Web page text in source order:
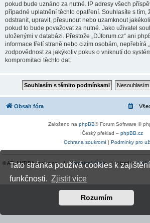
Tato stránka používá cookies k
funkčnosti. Zjistit více
Rozumím
pokud bude uznáno za nutné. IP adresy všech
případné uplatnění těchto opatření. Souhlasíte s tím,
odstranit, upravit, přesunout nebo uzamknout
pokud to bude považovat za nutné. Jako uživatel
uloženými v databázi. Přestože „DJforum.cz“ ani
informace třetí straně nebo cizím osobám, nepřebírá
zodpovědnost za jakýkoliv pokus o vniknutí do
kompromitaci těchto dat.
Obsah fóra
Založeno na phpBB® Forum Software ©
Český překlad – phpBB.cz
Ochrana soukromí| Podmínky pro
© ATLANTIDA spol. s r.o. |Kontaktní údaje| Hosting:Váš